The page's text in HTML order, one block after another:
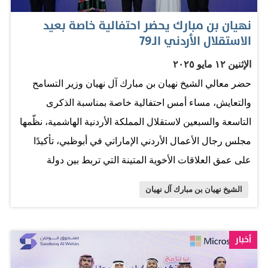
من العلاقات الوثيقة بين الولايات المتحدة الأمريكية والإمارات،
مما عزز مجتمع المدرسة. كما أثنى معاليه على جهود
المدرسة في تعزيز التسامح والقيم الإيجابية، مؤكدا أن التعليم
هو وسيلة فعالة لتعزيز قيم السلام والصدق والنزاهة وتحمل
المسؤولية، كما أشار إلى أن اختيار المدرسة في عام المجتمع
شعار "معا نصنع الأحلام" يعكس دورها القيادي في خدمة
المجتمع. من جهتها، أعربت معالي الشيخة لبنى القاسمي عن
تقديرها للتكريم، مشيدة بجهود القيادة الرشيدة…
نهيان بن مبارك يحضر احتفالية خاصة بعيد
الاستقلال الأردني الـ79
الإثنين ١٢ مايو ٢٠٢٥
حضر معالي الشيخ نهيان بن مبارك آل نهيان وزير التسامح
والتعايش، مساء أمس احتفالية خاصة بمناسبة الذكرى
التاسعة والسبعين لاستقلال المملكة الأردنية الهاشمية، نظّمها
مجلس رجال الأعمال الأردني الإماراتي في أبوظبي، تأكيدًا
على عمق العلاقات الأخوية المتينة التي تربط بين دولة
الأردني، وعدد من أعضاء السلك الدبلوماسي والطاقم الإداري
في السفارة، إلى جانب نخبة من رجال الأعمال والمستثمرين
الشيخ نهيان بن مبارك آل نهيان
أخبار